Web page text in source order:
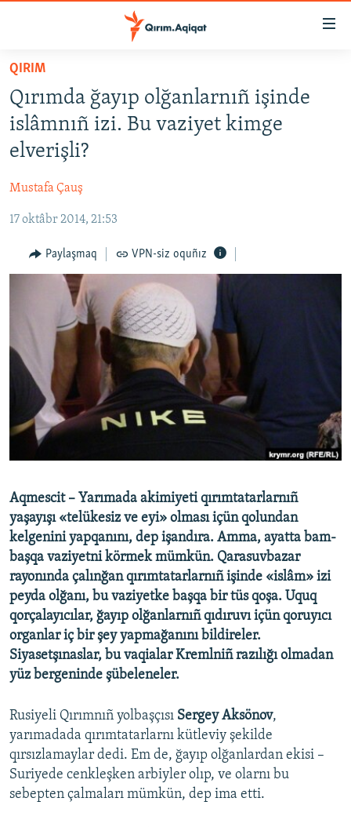
Esas
qaytmaq
Baş
navigatsiyağa
qaytmaq
Qıdıruvğa
HABERLER
SİYASET
İQTİSADİYAT
MEDENİYET
İNSAN AQLARI
VİDEO
FİKİR
Русский
Українською
QOŞULIÑIZ!
RFE/RS bütün saytları
QIRIM
Qırımda ğayıp olğanlarnıñ işinde
islâmnıñ izi. Bu vaziyet kimge
elverişli?
Mustafa Çauş
17 oktâbr 2014, 21:53
Paylaşmaq VPN-siz oquñız
Aqmescit – Yarımada akimiyeti qırımtatarlarnıñ
yaşayışı «telükesiz ve eyi» olması içün qolundan
kelgenini yapqanını, dep işandıra. Amma, ayatta bam-
başqa vaziyetni körmek mümkün. Qarasuvbazar
rayonında çalınğan qırımtatarlarnıñ işinde «islâm» izi
peyda olğanı, bu vaziyetke başqa bir tüs qoşa. Uquq
qorçalayıcılar, ğayıp olğanlarnıñ qıdıruvı içün qoruyıcı
organlar iç bir şey yapmağanını bildireler.
Siyasetşınaslar, bu vaqialar Kremlniñ razılığı olmadan
yüz bergeninde şübeleneler.
Rusiyeli Qırımnıñ yolbaşçısı Sergey Aksönov,
yarımadada qırımtatarlarnı kütleviy şekilde
qırsızlamaylar dedi. Em de, ğayıp olğanlardan ekisi –
Suriyede cenkleşken arbiyler olıp, ve olarnı bu
sebepten çalmaları mümkün, dep ima etti.